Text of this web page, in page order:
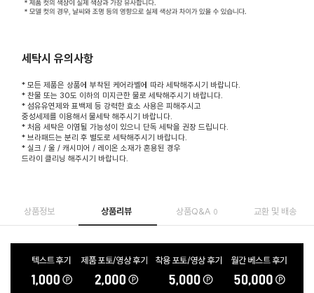
세탁시 유의사항
* 모든 제품은 상품에 부착된 케어라벨에 따라 세탁해주시기 바랍니다.
* 찬물 또는 30도 이하의 미지근한 물로 세탁해주시기 바랍니다.
* 섬유유연제와 표백제 등 강력한 효소 사용은 피해주시고
중성세제를 이용해서 물세탁 해주시기 바랍니다.
* 처음 세탁은 이염될 가능성이 있으니 단독 세탁을 권장 드립니다.
* 브라패드는 분리 후 별도로 세탁해주시기 바랍니다.
* 실크 / 울 / 캐시미어 / 레이온 소재가 혼용된 경우
드라이 클리닝 해주시기 바랍니다.
상품정보 상품리뷰 상품Q&A 0 교환 및 배송